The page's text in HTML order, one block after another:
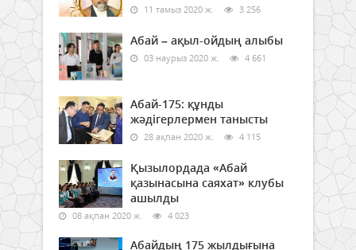
11 тамыз 2020 ж. 3 256
Абай – ақыл-ойдың алыбы
03 наурыз 2020 ж. 4 661
Абай-175: құнды
жәдігерлермен танысты
28 ақпан 2020 ж. 4 115
Қызылордада «Абай
қазынасына саяхат» клубы
ашылды
08 ақпан 2020 ж. 4 023
Абайдың 175 жылдығына